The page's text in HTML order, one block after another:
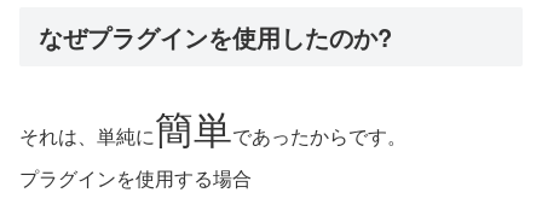
なぜプラグインを使用したのか?
それは、単純に簡単であったからです。
プラグインを使用する場合